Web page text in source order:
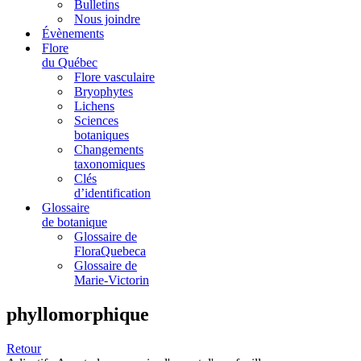
Bulletins
Nous joindre
Évènements
Flore
du Québec
Flore vasculaire
Bryophytes
Lichens
Sciences
botaniques
Changements
taxonomiques
Clés
d’identification
Glossaire
de botanique
Glossaire de
FloraQuebeca
Glossaire de
Marie-Victorin
phyllomorphique
Retour